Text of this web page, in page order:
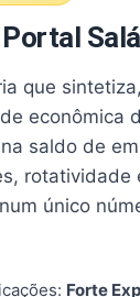
que
econômica
saldo de
rotatividade
único
Forte